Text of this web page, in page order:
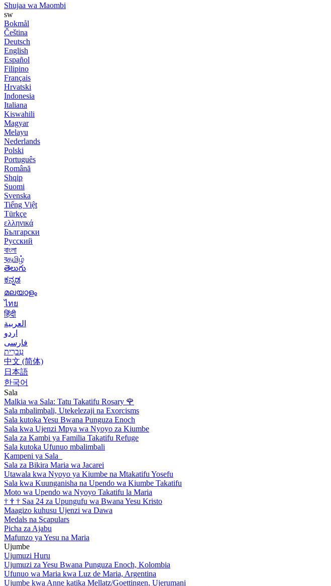
Shujaa wa Maombi
sw
Bokmål
Čeština
Deutsch
English
Español
Filipino
Français
Hrvatski
Indonesia
Italiana
Kiswahili
Magyar
Melayu
Nederlands
Polski
Português
Română
Shqip
Suomi
Svenska
Tiếng Việt
Türkçe
ελληνικά
Български
Русский
বাংলা
বதமிழ்
తెలుగు
ಕನ್ನಡ
മലയാളം
ไทย
हिंदी
العربية
اردو
فارسی
עִברִית
中文 (简体)
日本語
한국어
Sala
Malkia wa Sala: Tatu Takatifu Rosary 🌹
Sala mbalimbali, Utekelezaji na Exorcisms
Sala kutoka Yesu Bwana Punguza Enoch
Sala kwa Ujenzi Mpya wa Nyoyo za Kiumbe
Sala za Kambi ya Familia Takatifu Refuge
Sala kutoka Ufunuo mbalimbali
Kampeni ya Sala
Sala za Bikira Maria wa Jacarei
Utawala kwa Nyoyo ya Kiumbe na Mtakatifu Yosefu
Sala kwa Kuunganisha na Upendo wa Kiumbe Takatifu
Moto wa Upendo wa Nyoyo Takatifu la Maria
† † † Saa 24 za Upungufu wa Bwana Yesu Kristo
Maagizo kuhusu Ujenzi wa Dawa
Medals na Scapulars
Picha za Ajabu
Mafunzo ya Yesu na Maria
Ujumbe
Ujumuzi Huru
Ujumuzi za Yesu Bwana Punguza Enoch, Kolombia
Ufunuo wa Maria kwa Luz de Maria, Argentina
Ujumbe kwa Anne katika Mellatz/Goettingen, Ujerumani